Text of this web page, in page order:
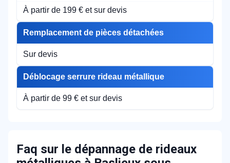
À partir de 199 € et sur devis
Remplacement de pièces détachées
Sur devis
Déblocage serrure rideau métallique
À partir de 99 € et sur devis
Faq sur le dépannage de rideaux